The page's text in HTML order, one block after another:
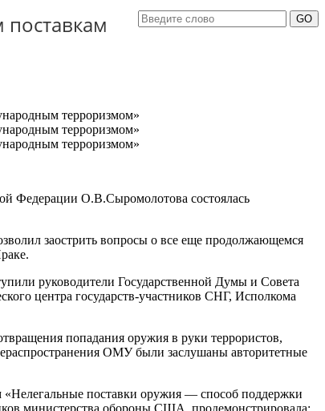
Федерации О.В.Сыромолотова состоялась
заострить вопросы о все еще продолжающемся
руководители Государственной Думы и Совета
центра государств-участников СНГ, Исполкома
попадания оружия в руки террористов,
ОМУ были заслушаны авторитетные
поставки оружия — способ поддержки